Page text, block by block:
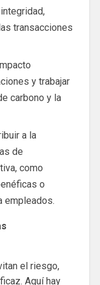
transacciones
y trabajar
carbono y la
a la
de
como
o
empleados.
el riesgo,
Aquí hay